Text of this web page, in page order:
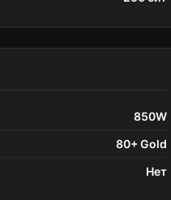
850W
80+ Gold
Нет